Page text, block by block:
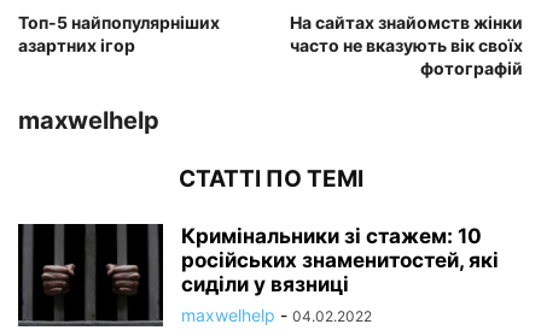
Топ-5 найпопулярніших
азартних ігор
На сайтах знайомств жінки
часто не вказують вік своїх
фотографій
maxwelhelp
СТАТТІ ПО ТЕМІ
Кримінальники зі стажем: 10
російських знаменитостей, які
сиділи у вязниці
maxwelhelp - 04.02.2022